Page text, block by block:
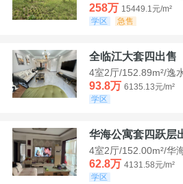
258万 15449.1元/m²
学区
急售
全临江大套四出售
4室2厅/152.89m²/逸
93.8万 6135.13元/m²
学区
华海公寓套四跃层
4室2厅/152.00m²/华
62.8万 4131.58元/m²
学区